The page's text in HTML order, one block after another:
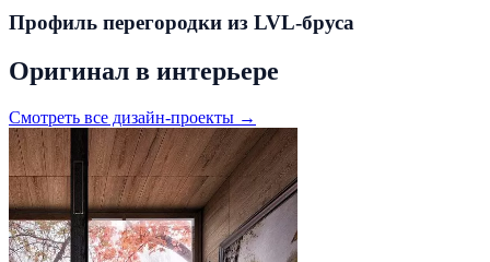
Профиль перегородки из LVL-бруса
Оригинал в интерьере
Смотреть все дизайн-проекты →